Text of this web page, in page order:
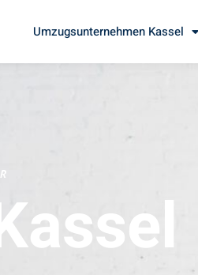
Umzugsunternehmen Kassel